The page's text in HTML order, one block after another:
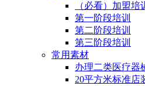
（必看）加盟培
第一阶段培训
第二阶段培训
第三阶段培训
常用素材
办理二类医疗器
20平方米标准店